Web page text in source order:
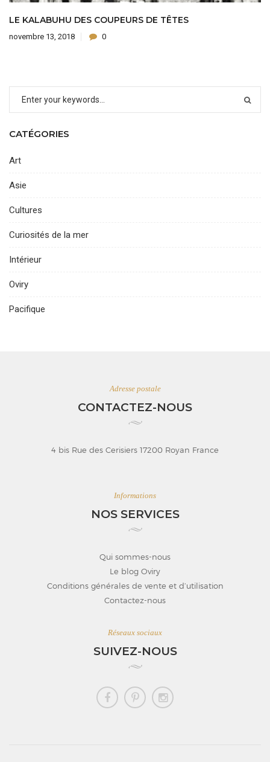
LE KALABUHU DES COUPEURS DE TÊTES
novembre 13, 2018 0
CATÉGORIES
Art
Asie
Cultures
Curiosités de la mer
Intérieur
Oviry
Pacifique
Adresse postale
CONTACTEZ-NOUS
4 bis Rue des Cerisiers 17200 Royan France
Informations
NOS SERVICES
Qui sommes-nous
Le blog Oviry
Conditions générales de vente et d’utilisation
Contactez-nous
Réseaux sociaux
SUIVEZ-NOUS